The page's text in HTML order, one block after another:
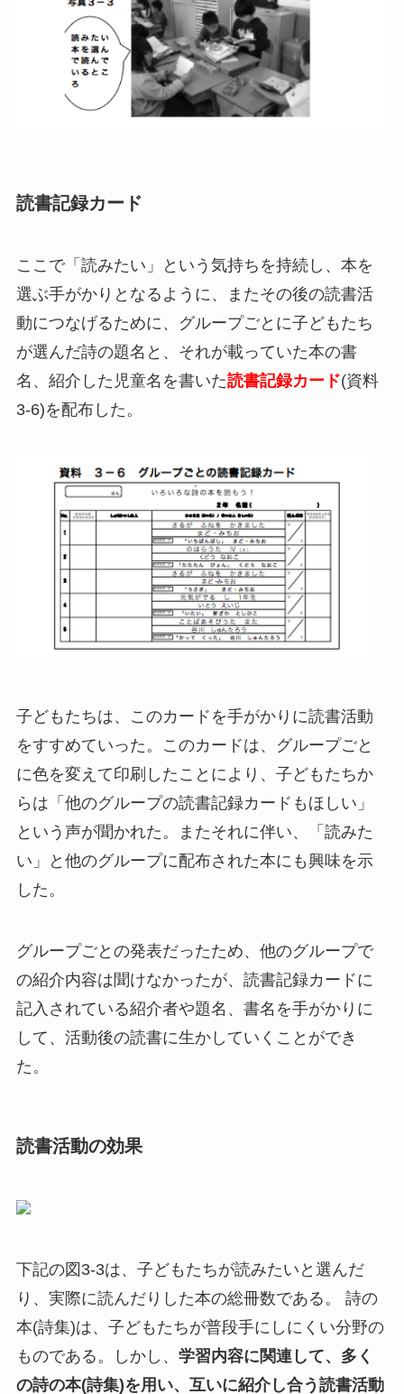
読書記録カード
ここで「読みたい」という気持ちを持続し、本を
選ぶ手がかりとなるように、またその後の読書活
動につなげるために、グループごとに子どもたち
が選んだ詩の題名と、それが載っていた本の書
名、紹介した児童名を書いた読書記録カード(資料
3-6)を配布した。
子どもたちは、このカードを手がかりに読書活動
をすすめていった。このカードは、グループごと
に色を変えて印刷したことにより、子どもたちか
らは「他のグループの読書記録カードもほしい」
という声が聞かれた。またそれに伴い、「読みた
い」と他のグループに配布された本にも興味を示
した。
グループごとの発表だったため、他のグループで
の紹介内容は聞けなかったが、読書記録カードに
記入されている紹介者や題名、書名を手がかりに
して、活動後の読書に生かしていくことができ
た。
読書活動の効果
下記の図3-3は、子どもたちが読みたいと選んだ
り、実際に読んだりした本の総冊数である。 詩の
本(詩集)は、子どもたちが普段手にしにくい分野の
ものである。しかし、 学習内容に関連して、多く
の詩の本(詩集)を用い、互いに紹介し合う読書活動